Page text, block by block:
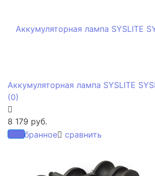
избранное сравнить
Аккумуляторная лампа SYSLITE
(0)
8 179 руб.